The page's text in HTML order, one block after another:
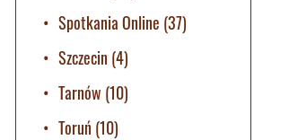
Spotkania Online (37)
Szczecin (4)
Tarnów (10)
Toruń (10)